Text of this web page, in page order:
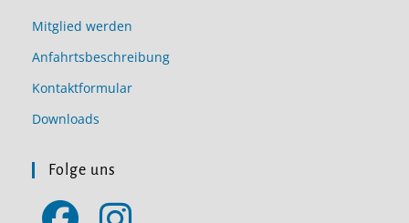
Mitglied werden
Anfahrtsbeschreibung
Kontaktformular
Downloads
Folge uns